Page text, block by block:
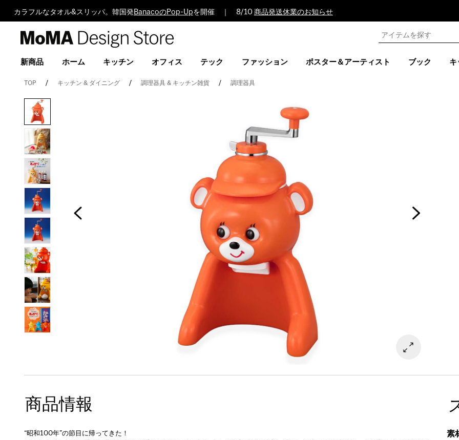
カラフルなタオル&スリッパ。韓国発 BanacoのPop-Upを開催 ｜ 8/10 商品発送休業のお知らせ
Design
新商品 ホーム キッチン オフィス テック ファッション ポスター＆アーティスト ブック キ
TOP キッチン & ダイニング 調理器具 & キッチン雑貨 調理器具
商品情報
“昭和100年”の節目に帰ってきた！
素